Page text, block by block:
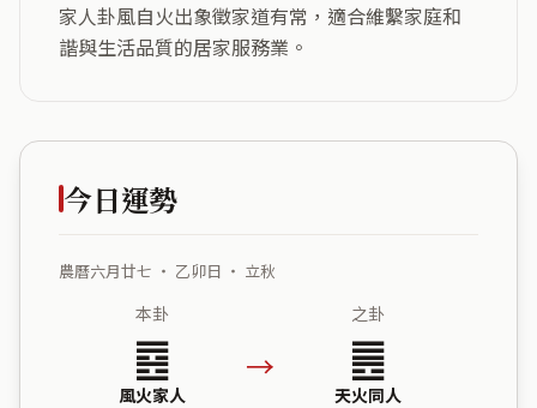
家人卦風自火出象徵家道有常，適合維繫家庭和
諧與生活品質的居家服務業。
今日運勢
農曆六月廿七 ・ 乙卯日 ・ 立秋
本卦
䷤
風火家人
→
之卦
䷌
天火同人